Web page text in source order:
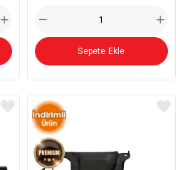
Sepete Ekle